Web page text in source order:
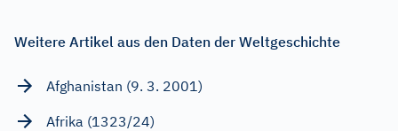
Weitere Artikel aus den Daten der Weltgeschichte
Afghanistan (9. 3. 2001)
Afrika (1323/24)